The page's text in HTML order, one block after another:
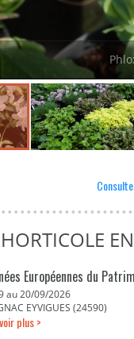
Européennes du
au 20/09/2026
EYVIGUES (24590)
plus >